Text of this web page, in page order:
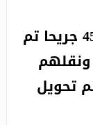
وخلف الحادث وفاة 6 أشخاص 45 جريحا تم
ونقلهم
تحويل